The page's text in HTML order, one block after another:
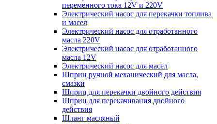
переменного тока 12V и 220V
Электрический насос для перекачки топлива
и масел
Электрический насос для отработанного
масла 220V
Электрический насос для отработанного
масла 12V
Электрический насос для масел
Шприц ручной механический для масла,
смазки
Шприц для перекачки двойного действия
Шприц для перекачивания двойного
действия
Шланг масляный